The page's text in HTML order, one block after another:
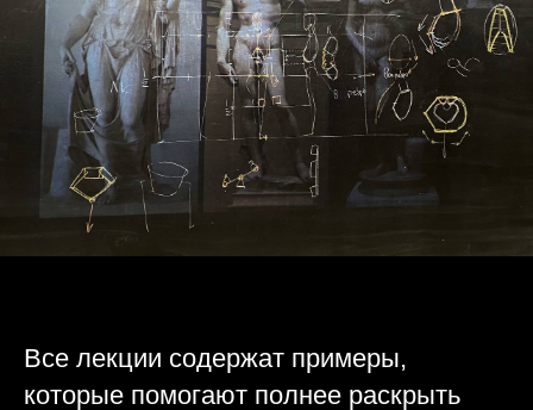
Все лекции содержат примеры,
которые помогают полнее раскрыть